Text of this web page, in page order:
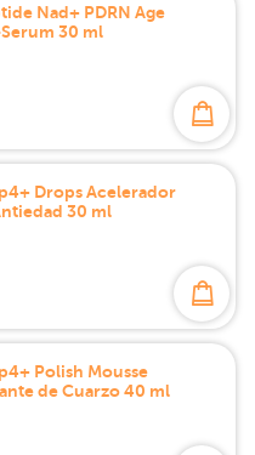
Nad+ PDRN Age
30 ml
Drops Acelerador
30 ml
Polish Mousse
de Cuarzo 40 ml